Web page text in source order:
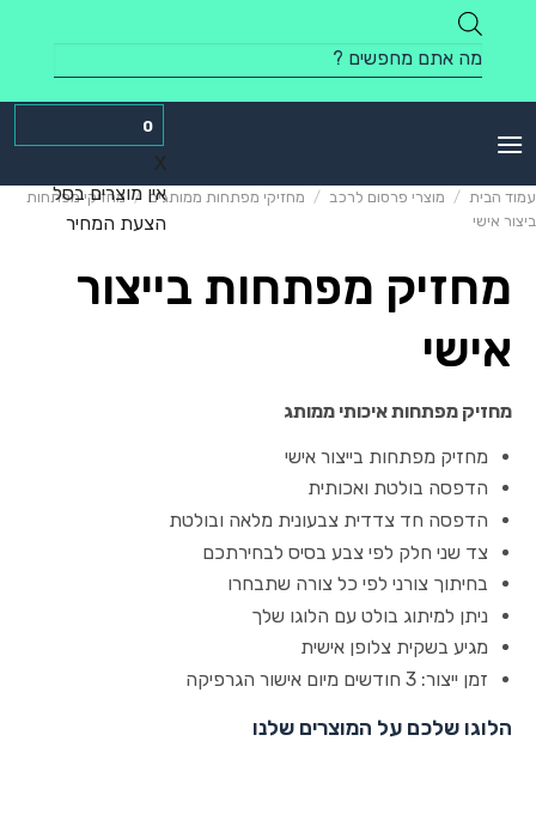
content
Products
search
0
X
אין מוצרים בסל
הצעת המחיר
עמוד הבית / מוצרי פרסום לרכב / מחזיקי מפתחות ממותגים / מחזיקי מפתחות
ביצור אישי
מחזיק מפתחות בייצור
אישי
מחזיק מפתחות איכותי ממותג
מחזיק מפתחות בייצור אישי
הדפסה בולטת ואכותית
הדפסה חד צדדית צבעונית מלאה ובולטת
צד שני חלק לפי צבע בסיס לבחירתכם
בחיתוך צורני לפי כל צורה שתבחרו
ניתן למיתוג בולט עם הלוגו שלך
מגיע בשקית צלופן אישית
זמן ייצור: 3 חודשים מיום אישור הגרפיקה
הלוגו שלכם על המוצרים שלנו